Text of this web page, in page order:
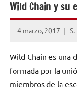
Wild Chain y su
4 marzo, 2017
No
comentarios
Wild Chain es una
formada por la
miembros de la